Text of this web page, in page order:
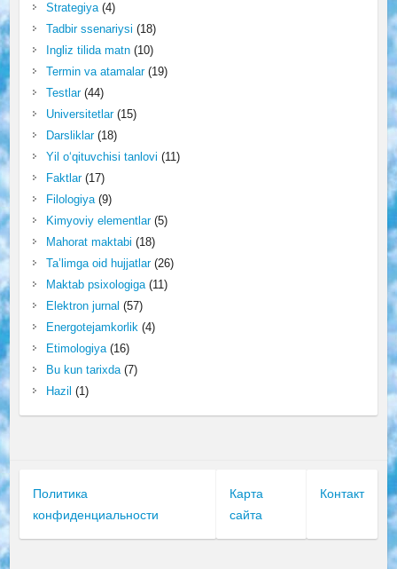
Strategiya(4)
Tadbir ssenariysi (18)
Ingliz tilida matn(10)
Termin va atamalar(19)
Testlar(44)
Universitetlar(15)
Darsliklar(18)
Yil o‘qituvchisi tanlovi (11)
Faktlar(17)
Filologiya(9)
Kimyoviy elementlar(5)
Mahorat maktabi (18)
Ta’limga oid hujjatlar(26)
Maktab psixologiga(11)
Elektron jurnal (57)
Energotejamkorlik(4)
Etimologiya(16)
Bu kun tarixda(7)
Hazil (1)
Политика
конфиденциальности
Карта
сайта
Контакт